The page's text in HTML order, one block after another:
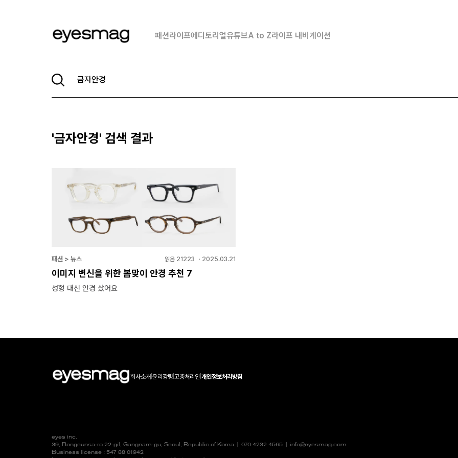
패션라이프에디토리얼유튜브A to Z라이프 내비게이션
'금자안경' 검색 결과
패션 > 뉴스 읽음 21223 ・ 2025.03.21
이미지 변신을 위한 봄맞이 안경 추천 7
성형 대신 안경 샀어요
회사소개|윤리강령 고충처리인 개인정보처리방침
eyes inc.
39, Bongeunsa-ro 22-gil, Gangnam-gu, Seoul, Republic of Korea | 070 4232 4565
info@eyesmag.com
Business license : 547 88 01942